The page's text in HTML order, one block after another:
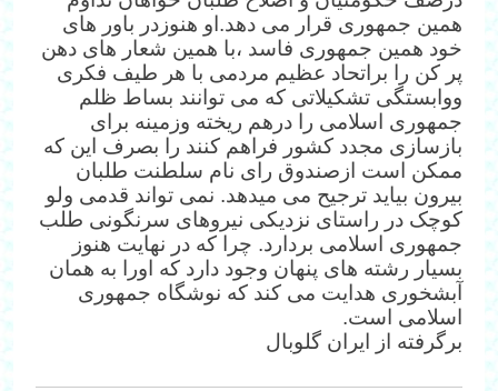
همین جمهوری قرار می دهد.او هنوزدر باور های
خود همین جمهوری فاسد ،با همین شعار های دهن
پر کن را براتحاد عظیم مردمی با هر طیف فکری
ووابستگی تشکیلاتی که می توانند بساط ظلم
جمهوری اسلامی را درهم ریخته وزمینه برای
بازسازی مجدد کشور فراهم کنند را بصرف این که
ممکن است ازصندوق رای نام سلطنت طلبان
بیرون بیاید ترجیح می میدهد. نمی تواند قدمی ولو
کوچک در راستای نزدیکی نیروهای سرنگونی طلب
جمهوری اسلامی بردارد. چرا که در نهایت هنوز
بسیار رشته های پنهان وجود دارد که اورا به همان
آبشخوری هدایت می کند که نوشگاه جمهوری
اسلامی است.
برگرفته از ایران گلوبال